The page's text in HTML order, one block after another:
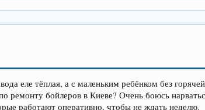
еле тёплая, а с маленьким ребёнком без
бойлеров в Киеве? Очень боюсь
работают оперативно, чтобы не ждать неделю.